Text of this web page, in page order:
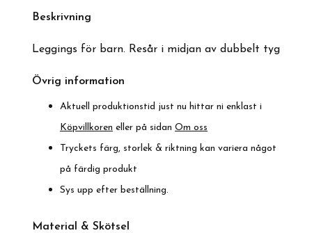
Beskrivning
Leggings för barn. Resår i midjan av dubbelt tyg
Övrig information
Aktuell produktionstid just nu hittar ni enklast i
Köpvillkoren eller på sidan Om oss
Tryckets färg, storlek & riktning kan variera något
på färdig produkt
Sys upp efter beställning.
Material & Skötsel